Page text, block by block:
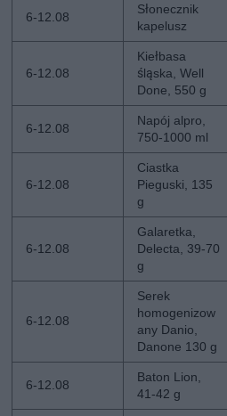
6-12.08
Słonecznik
kapelusz
6-12.08
Kiełbasa
śląska, Well
Done, 550 g
6-12.08
Napój alpro,
750-1000 ml
6-12.08
Ciastka
Pieguski, 135
g
6-12.08
Galaretka,
Delecta, 39-70
g
6-12.08
Serek
homogenizow
any Danio,
Danone 130 g
6-12.08
Baton Lion,
41-42 g